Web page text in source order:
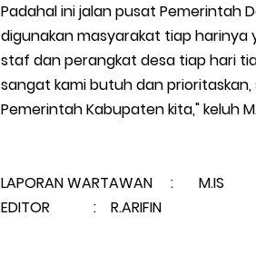
Padahal ini jalan pusat Pemerintah
digunakan masyarakat tiap harinya
staf dan perangkat desa tiap hari
sangat kami butuh dan
Pemerintah Kabupaten kita," keluh
LAPORAN WARTAWAN : M.IS
EDITOR : R.ARIFIN